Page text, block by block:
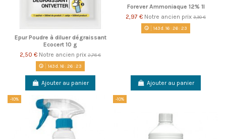
Epur Poudre à diluer dégraissant
Ecocert 10 g
2,50 € Notre ancien prix 2,78 €
143d. 16:26:22
Ajouter au panier
Forever Ammoniaque 12% 1l
2,97 € Notre ancien prix 3,30 €
143d. 16:26:22
Ajouter au panier
-10% -10%